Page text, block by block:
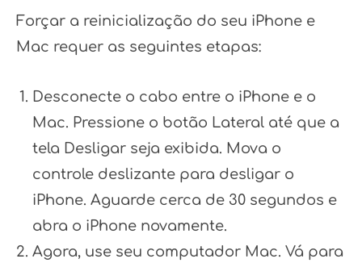
Forçar a reinicialização do seu iPhone e
Mac requer as seguintes etapas:
Desconecte o cabo entre o iPhone e o
Mac. Pressione o botão Lateral até que a
tela Desligar seja exibida. Mova o
controle deslizante para desligar o
iPhone. Aguarde cerca de 30 segundos e
abra o iPhone novamente.
Agora, use seu computador Mac. Vá para